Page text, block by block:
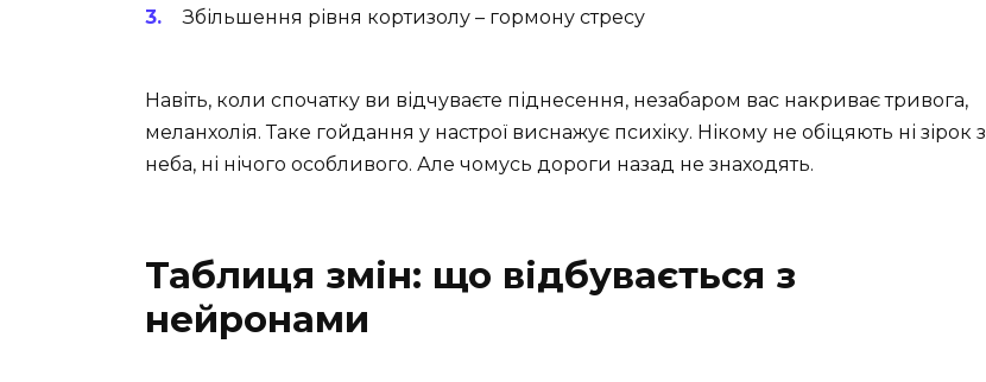
Збільшення рівня кортизолу – гормону стресу
Навіть, коли спочатку ви відчуваєте піднесення, незабаром вас накриває тривога,
меланхолія. Таке гойдання у настрої виснажує психіку. Нікому не обіцяють ні зірок з
неба, ні нічого особливого. Але чомусь дороги назад не знаходять.
Таблиця змін: що відбувається з
нейронами